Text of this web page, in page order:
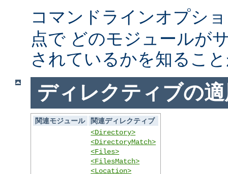
コマンドラインオプシ
点で どのモジュールが
されているかを知るこ
ディレクティブの
関連モジュール
関連ディレクティブ
<Directory>
<DirectoryMatch>
<Files>
<FilesMatch>
<Location>